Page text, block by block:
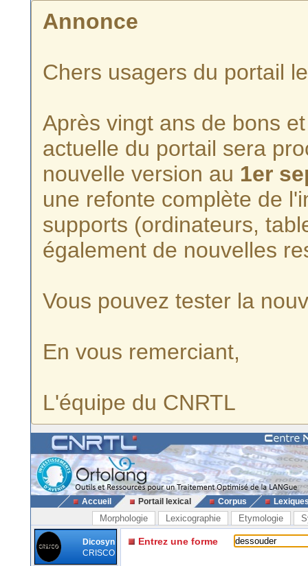
Annonce
Chers usagers du portail
Après vingt ans de bons
actuelle du portail sera
nouvelle version au 1er
une refonte complète de
supports (ordinateurs,
également de nouvelles
Vous pouvez tester la
En vous remerciant,
L'équipe du CNRTL
Accueil Portail lexical Corpus
Morphologie Lexicographie Etymologie
Dicosyn
CRISCO
Entrez une forme